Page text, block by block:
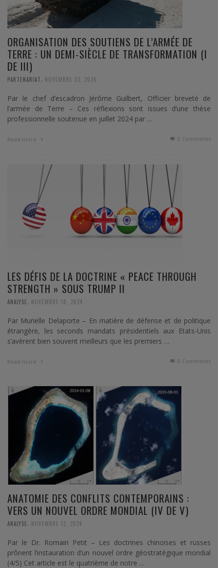
ORGANISATION DES SOUTIENS DE L’ARMÉE DE
TERRE : UN DEMI-SIÈCLE DE TRANSFORMATION (I
DE III)
PARTENARIAT NOVEMBRE 23, 2024
Par le chef d’escadron Jérôme Guilbert, Officier breveté de
l’armée de Terre – Ces réflexions sont issues d’une thèse
professionnelle soutenue en juillet 2024 par …
Read more 0 Comments
LES DÉFIS DE LA DOCTRINE « PEACE THROUGH
STRENGTH » SOUS TRUMP II
ANALYSE NOVEMBRE 18, 2024
Par Murielle Delaporte – En matière de défense et de politique
étrangère, les seconds mandats présidentiels aux Etats-Unis
s’avèrent bien souvent meilleurs que les premiers …
Read more 0 Comments
ANATOMIE DES CONFLITS CONTEMPORAINS :
VERS UN NOUVEL ORDRE MONDIAL (IV DE V)
ANALYSE NOVEMBRE 12, 2024
Par le Dr. Romain Petit – Les doctrines chinoises et russes
prônent l’instauration d’un nouvel ordre géostratégique mondial
(4/5) Cet article est le quatrième de notre …